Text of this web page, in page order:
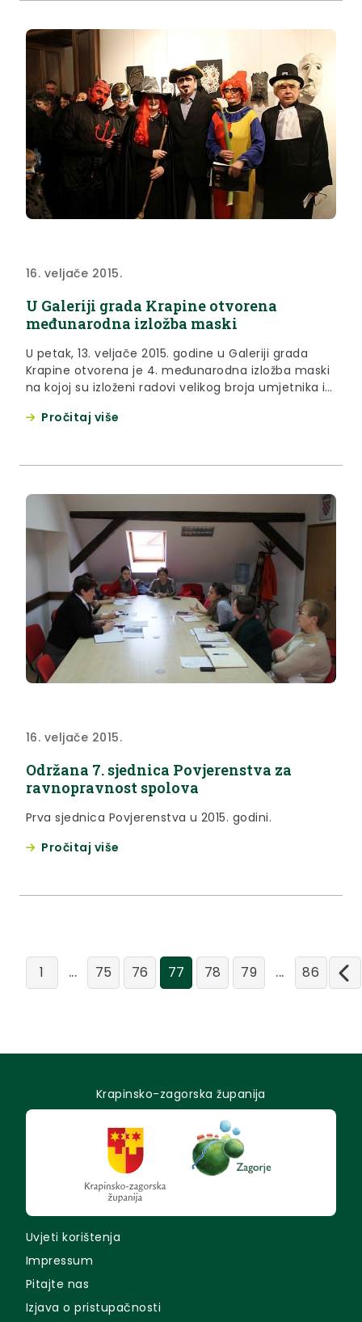
16. veljače 2015.
U Galeriji grada Krapine otvorena
međunarodna izložba maski
U petak, 13. veljače 2015. godine u Galeriji grada
Krapine otvorena je 4. međunarodna izložba maski
na kojoj su izloženi radovi velikog broja umjetnika iz
župana Krapinsko-zagorske županije Anđelko Ferek-
Pročitaj više
16. veljače 2015.
Održana 7. sjednica Povjerenstva za
ravnopravnost spolova
Prva sjednica Povjerenstva u 2015. godini.
Pročitaj više
1 ... 75 76 77 78 79 ... 86
Krapinsko-zagorska županija
Uvjeti korištenja
Impressum
Pitajte nas
Izjava o pristupačnosti